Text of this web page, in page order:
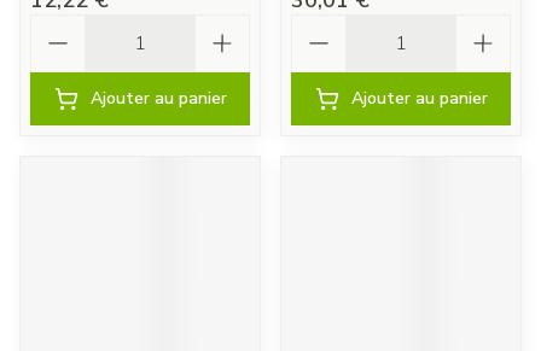
Ajouter au panier Ajouter au panier